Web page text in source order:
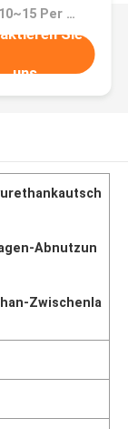
Preis：USD10~15 Per Unit
Sie
uns
Abnutzun
Zwischenla